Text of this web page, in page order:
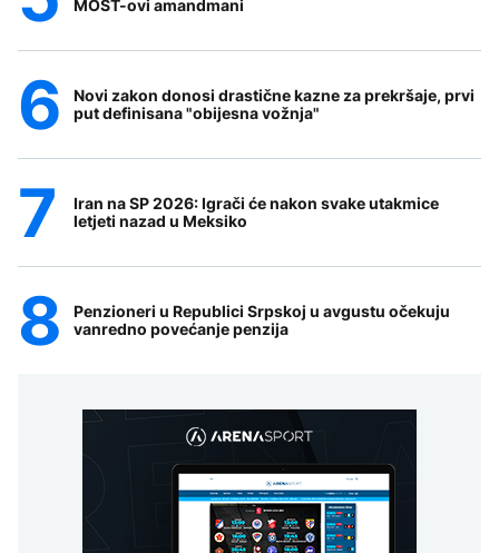
MOST-ovi amandmani
Novi zakon donosi drastične kazne za prekršaje, prvi
put definisana "obijesna vožnja"
Iran na SP 2026: Igrači će nakon svake utakmice
letjeti nazad u Meksiko
Penzioneri u Republici Srpskoj u avgustu očekuju
vanredno povećanje penzija